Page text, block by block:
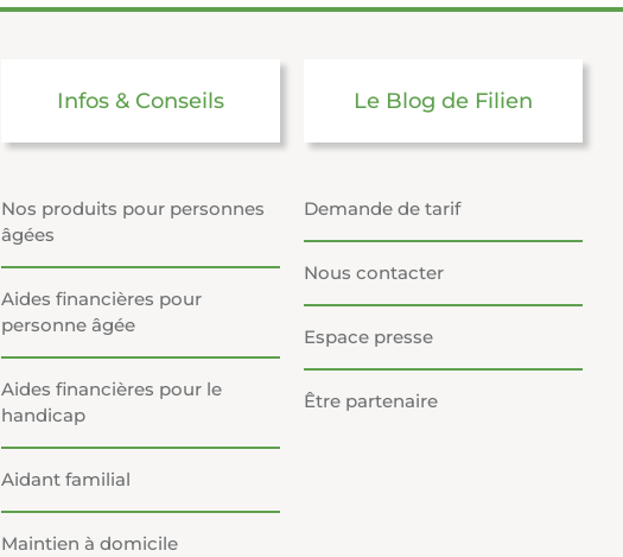
Infos & Conseils
Nos produits pour personnes
âgées
Aides financières pour
personne âgée
Aides financières pour le
handicap
Aidant familial
Maintien à domicile
Le Blog de Filien
Demande de tarif
Nous contacter
Espace presse
Être partenaire